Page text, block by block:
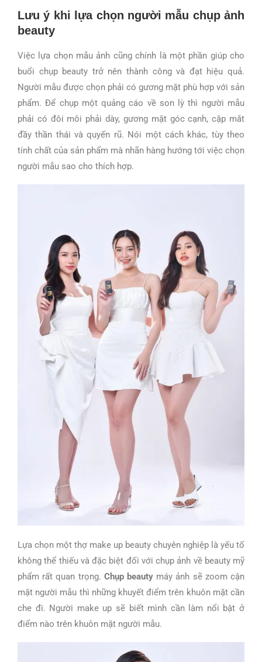
Lưu ý khi lựa chọn người mẫu chụp ảnh
beauty
Việc lựa chọn mẫu ảnh cũng chính là một phần giúp cho
buổi chụp beauty trở nên thành công và đạt hiệu quả.
Người mẫu được chọn phải có gương mặt phù hợp với sản
phẩm.Để chụp một quảng cáo về son lỳ thì người mẫu
phải có đôi môi phải dày, gương mặt góc cạnh, cặp mắt
đầy thần thái và quyến rũ. Nói một cách khác, tùy theo
tính chất của sản phẩm mà nhãn hàng hướng tới việc chọn
người mẫu sao cho thích hợp.
Lựa chọn một thợ make up beauty chuyên nghiệp là yếu tố
không thể thiếu và đặc biệt đối với chụp ảnh về beauty mỹ
phẩm rất quan trọng. Chụp beauty máy ảnh sẽ zoom cận
mặt người mẫu thì những khuyết điểm trên khuôn mặt cần
che đi. Người make up sẽ biết mình cần làm nổi bật ở
điểm nào trên khuôn mặt người mẫu.